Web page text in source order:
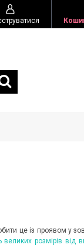
це із проявом у
великих розмірів від